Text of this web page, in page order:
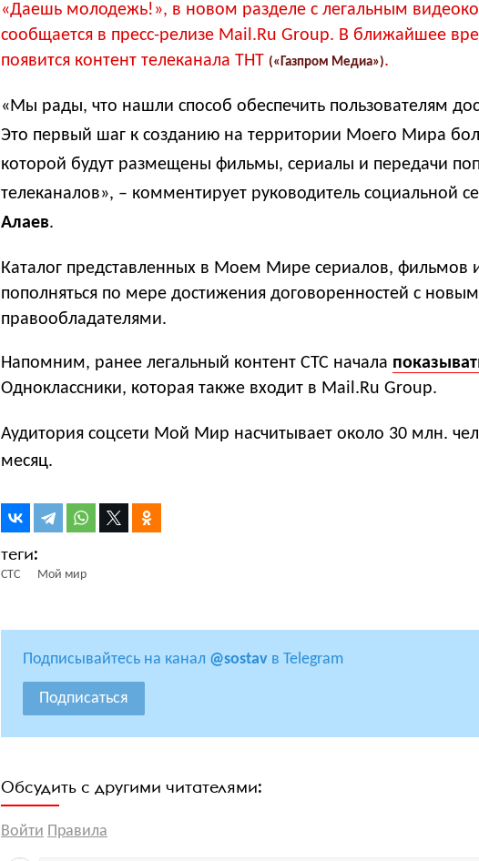
«Даешь молодежь!», в новом разделе с легальным
сообщается в пресс-релизе Mail.Ru Group. В ближайшее
появится контент телеканала ТНТ («Газпром Медиа»).
«Мы рады, что нашли способ обеспечить пользователям
Это первый шаг к созданию на территории Моего Мира
которой будут размещены фильмы, сериалы и передачи
телеканалов», – комментирует руководитель социальной
Алаев.
Каталог представленных в Моем Мире сериалов, фильмов
пополняться по мере достижения договоренностей с
правообладателями.
Напомним, ранее легальный контент СТС начала
Одноклассники, которая также входит в Mail.Ru Group.
Аудитория соцсети Мой Мир насчитывает около 30 млн.
месяц.
СТС Мой мир
Подписывайтесь на канал @sostav в Telegram
Подписаться
Обсудить с другими читателями:
Войти Правила